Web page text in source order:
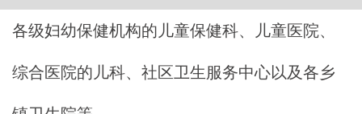
各级妇幼保健机构的儿童保健科、儿童医院、
综合医院的儿科、社区卫生服务中心以及各乡